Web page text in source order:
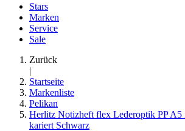
Stars
Marken
Service
Sale
Zurück
|
Startseite
Markenliste
Pelikan
Herlitz Notizheft flex Lederoptik PP A5
kariert Schwarz